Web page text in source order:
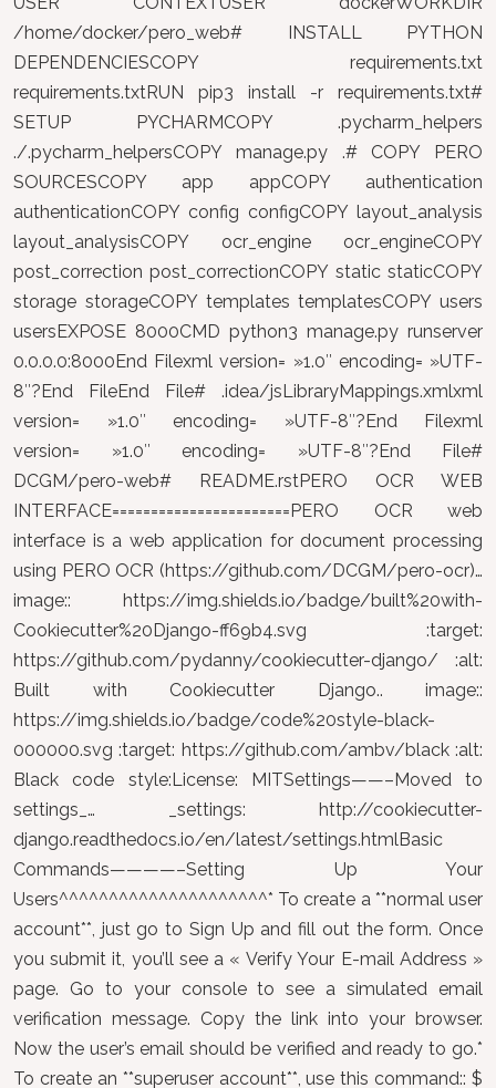
/home/docker/pero_web# INSTALL PYTHON
DEPENDENCIESCOPY requirements.txt
requirements.txtRUN pip3 install -r requirements.txt#
SETUP PYCHARMCOPY .pycharm_helpers
./.pycharm_helpersCOPY manage.py .# COPY PERO
SOURCESCOPY app appCOPY authentication
authenticationCOPY config configCOPY layout_analysis
layout_analysisCOPY ocr_engine ocr_engineCOPY
post_correction post_correctionCOPY static staticCOPY
storage storageCOPY templates templatesCOPY users
usersEXPOSE 8000CMD python3 manage.py runserver
0.0.0.0:8000End Filexml version= »1.0″ encoding= »UTF-
8″?End FileEnd File# .idea/jsLibraryMappings.xmlxml
version= »1.0″ encoding= »UTF-8″?End Filexml
version= »1.0″ encoding= »UTF-8″?End File#
DCGM/pero-web# README.rstPERO OCR WEB
INTERFACE=======================PERO OCR web
interface is a web application for document processing
using PERO OCR (https://github.com/DCGM/pero-ocr)…
image:: https://img.shields.io/badge/built%20with-
Cookiecutter%20Django-ff69b4.svg :target:
https://github.com/pydanny/cookiecutter-django/ :alt:
Built with Cookiecutter Django.. image::
https://img.shields.io/badge/code%20style-black-
000000.svg :target: https://github.com/ambv/black :alt:
Black code style:License: MITSettings——–Moved to
settings_… _settings: http://cookiecutter-
django.readthedocs.io/en/latest/settings.htmlBasic
Commands————–Setting Up Your
Users^^^^^^^^^^^^^^^^^^^^^* To create a **normal user
account**, just go to Sign Up and fill out the form. Once
you submit it, you’ll see a « Verify Your E-mail Address »
page. Go to your console to see a simulated email
verification message. Copy the link into your browser.
Now the user’s email should be verified and ready to go.*
To create an **superuser account**, use this command:: $